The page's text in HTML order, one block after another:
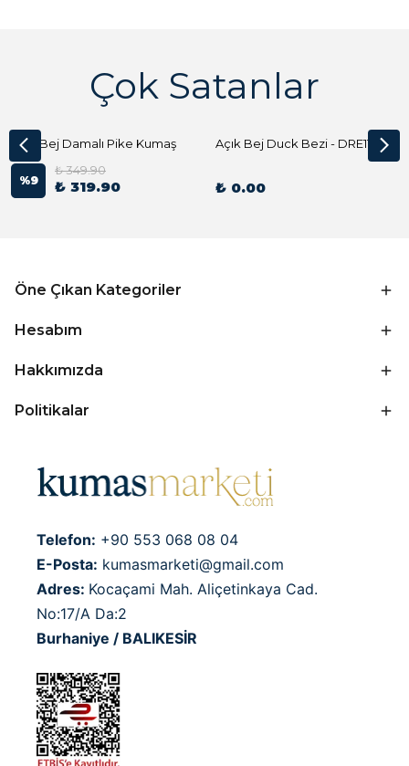
Çok Satanlar
Açık Bej Damalı Pike Kumaş
%9
₺ 349.90
₺ 319.90
Açık Bej Duck Bezi - DRE1144 Kumaş Peçete
₺ 0.00
Öne Çıkan Kategoriler
Hesabım
Hakkımızda
Politikalar
Telefon: +90 553 068 08 04
E-Posta: kumasmarketi@gmail.com
Adres: Kocaçami Mah. Aliçetinkaya Cad.
No:17/A Da:2
Burhaniye / BALIKESİR